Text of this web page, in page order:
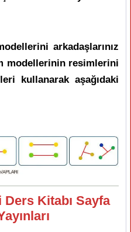
arkadaşlarınız
modellerinin resimlerini
kullanarak aşağıdaki
Ders Kitabı Sayfa